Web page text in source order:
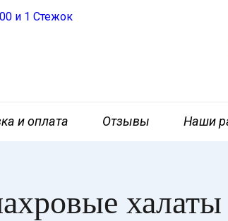
и оплата Отзывы Наши
халаты